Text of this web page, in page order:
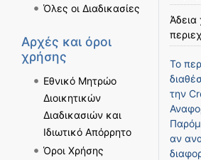
Όλες οι Διαδικασίες
Αρχές και όροι
χρήσης
Εθνικό Μητρώο
Διοικητικών
Διαδικασιών και
Ιδιωτικό Απόρρητο
Όροι Χρήσης
Άδεια
Το
την
αν